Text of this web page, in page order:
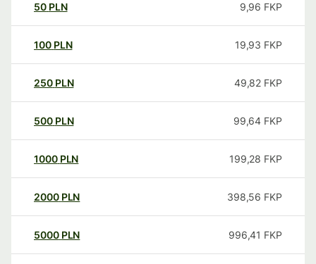
50 PLN 9,96 FKP
100 PLN 19,93 FKP
250 PLN 49,82 FKP
500 PLN 99,64 FKP
1000 PLN 199,28 FKP
2000 PLN 398,56 FKP
5000 PLN 996,41 FKP